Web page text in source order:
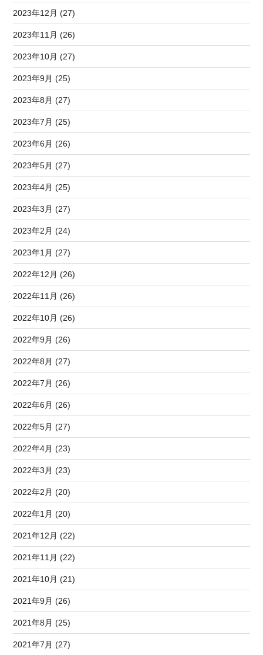
2023年12月 (27)
2023年11月 (26)
2023年10月 (27)
2023年9月 (25)
2023年8月 (27)
2023年7月 (25)
2023年6月 (26)
2023年5月 (27)
2023年4月 (25)
2023年3月 (27)
2023年2月 (24)
2023年1月 (27)
2022年12月 (26)
2022年11月 (26)
2022年10月 (26)
2022年9月 (26)
2022年8月 (27)
2022年7月 (26)
2022年6月 (26)
2022年5月 (27)
2022年4月 (23)
2022年3月 (23)
2022年2月 (20)
2022年1月 (20)
2021年12月 (22)
2021年11月 (22)
2021年10月 (21)
2021年9月 (26)
2021年8月 (25)
2021年7月 (27)